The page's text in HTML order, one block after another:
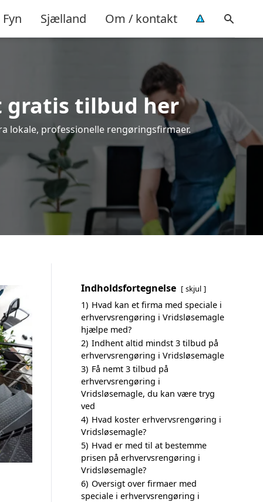
Fyn Sjælland Om / kontakt
gratis tilbud her
lokale, professionelle rengøringsfirmaer.
Indholdsfortegnelse skjul
1) Hvad kan et firma med speciale i
erhvervsrengøring i Vridsløsemagle
hjælpe med?
2) Indhent altid mindst 3 tilbud på
erhvervsrengøring i Vridsløsemagle
3) Få nemt 3 tilbud på
erhvervsrengøring i
Vridsløsemagle, du kan være tryg
ved
4) Hvad koster erhvervsrengøring i
Vridsløsemagle?
5) Hvad er med til at bestemme
prisen på erhvervsrengøring i
Vridsløsemagle?
6) Oversigt over firmaer med
speciale i erhvervsrengøring i